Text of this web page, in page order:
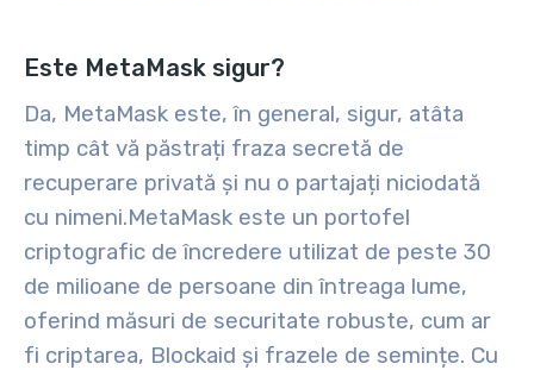
Este MetaMask sigur?
Da, MetaMask este, în general, sigur, atâta
timp cât vă păstrați fraza secretă de
recuperare privată și nu o partajați niciodată
cu nimeni.MetaMask este un portofel
criptografic de încredere utilizat de peste 30
de milioane de persoane din întreaga lume,
oferind măsuri de securitate robuste, cum ar
fi criptarea, Blockaid și frazele de semințe. Cu